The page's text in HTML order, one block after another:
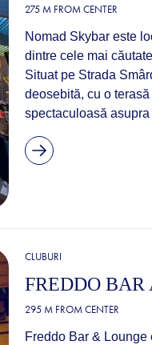
275 M FROM CENTER
Nomad Skybar este
dintre cele mai
Situat pe Strada
deosebită, cu o
spectaculoasă
CLUBURI
FREDDO BAR
295 M FROM CENTER
Freddo Bar & Lounge